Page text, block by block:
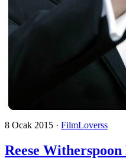
8 Ocak 2015 · FilmLoverss
Reese